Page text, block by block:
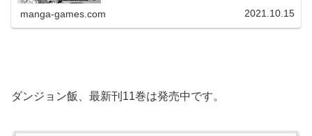
manga-games.com 2021.10.15
ダンジョン飯、最新刊11巻は発売中です。